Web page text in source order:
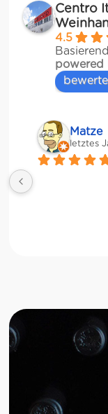
Centro
4.5
powered
Matze
letztes